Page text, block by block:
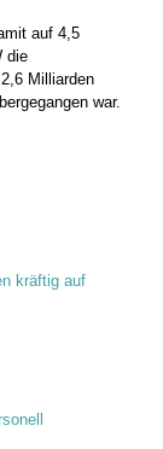
auf 4,5
die
Milliarden
war.
kräftig auf